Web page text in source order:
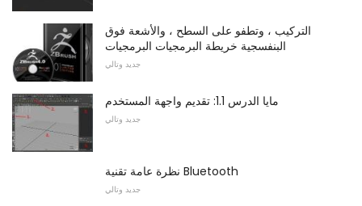
التركيب ، وتطفو على السطح ، والأشعة فوق
البنفسجية خريطة البرمجيات البرمجيات
جديد وتالي
مايا الدرس 1.1: تقديم واجهة المستخدم
جديد وتالي
نظرة عامة تقنية Bluetooth
جديد وتالي